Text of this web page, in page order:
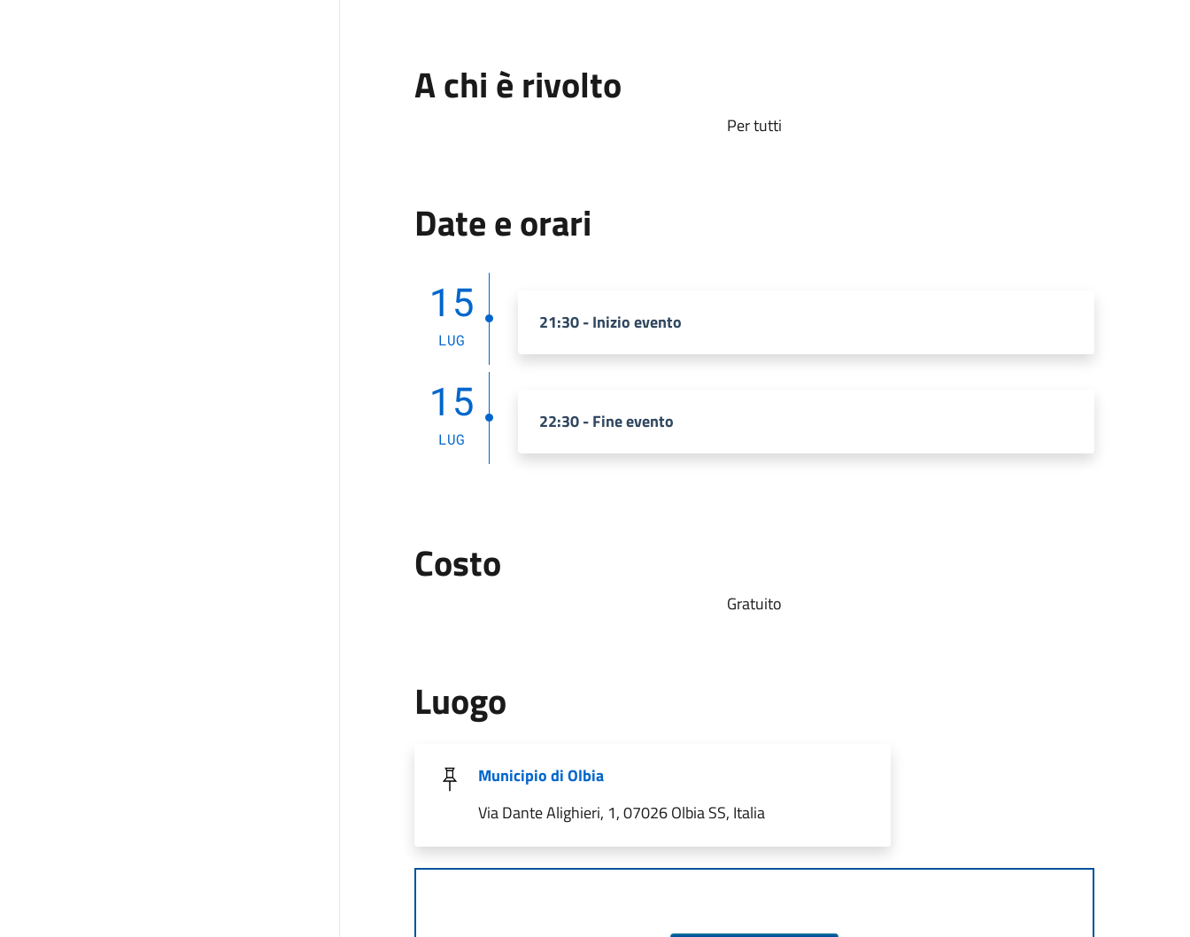
A chi è rivolto
Per tutti
Date e orari
15
LUG
21:30 - Inizio evento
15
LUG
22:30 - Fine evento
Costo
Gratuito
Luogo
Municipio di Olbia
Via Dante Alighieri, 1, 07026 Olbia SS, Italia